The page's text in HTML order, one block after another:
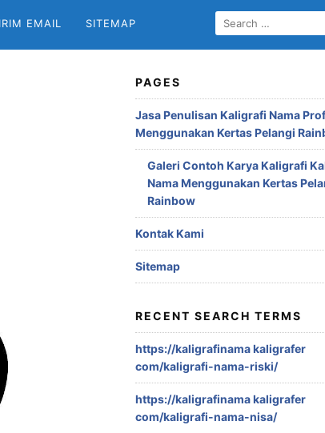
EMAIL SITEMAP
SEARCH
FOR:
PAGES
Jasa Penulisan Kaligrafi Nama
Menggunakan Kertas Pelangi
Galeri Contoh Karya Kaligrafi
Nama Menggunakan Kertas
Rainbow
Kontak Kami
Sitemap
RECENT SEARCH TERMS
https://kaligrafinama kaligrafer
com/kaligrafi-nama-riski/
https://kaligrafinama kaligrafer
com/kaligrafi-nama-nisa/